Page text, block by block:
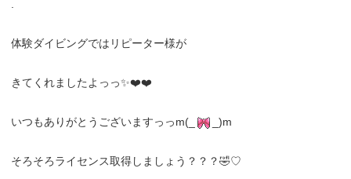
体験ダイビングではリピーター様が
きてくれましたよっっ✨❤️❤️
いつもありがとうございますっっm(_ _)m
そろそろライセンス取得しましょう？？？🤣♡